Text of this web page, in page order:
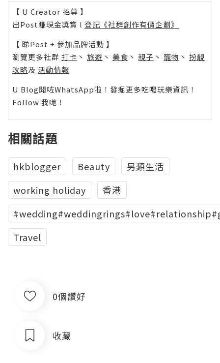
【 U Creator 招募 】
出Post賺現金獎賞 l 登記《社群創作有價企劃》
【 睇Post + 參加品牌活動 】
瀏覽更多社群 打卡 丶 旅遊 丶 美食 丶 親子 丶 寵物 丶 扮靚
攻略及 活動情報
U Blog開咗WhatsApp啦！發掘更多吃喝玩樂資訊！
Follow 我哋 ！
相關話題
hkblogger Beauty
另類生活
working holiday
香港
Travel
0個讚好
收藏